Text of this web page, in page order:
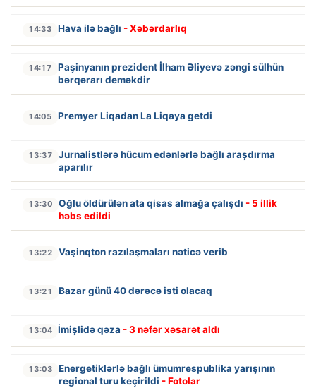
14:33 Hava ilə bağlı - Xəbərdarlıq
14:17
Paşinyanın prezident İlham Əliyevə zəngi sülhün
bərqərarı deməkdir
14:05 Premyer Liqadan La Liqaya getdi
13:37
Jurnalistlərə hücum edənlərlə bağlı araşdırma
aparılır
13:30 Oğlu öldürülən ata qisas almağa çalışdı - 5 illik
həbs edildi
13:22 Vaşinqton razılaşmaları nəticə verib
13:21 Bazar günü 40 dərəcə isti olacaq
13:04 İmişlidə qəza - 3 nəfər xəsarət aldı
13:03
Energetiklərlə bağlı ümumrespublika yarışının
regional turu keçirildi - Fotolar